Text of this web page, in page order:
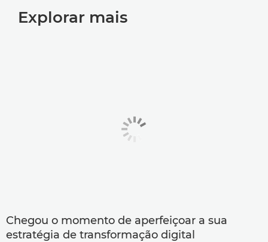
Explorar mais
Chegou o momento de aperfeiçoar a sua
estratégia de transformação digital